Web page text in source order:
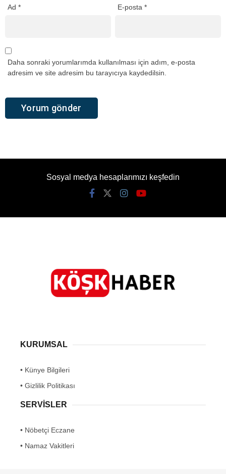
Ad * E-posta*
Daha sonraki yorumlarımda kullanılması için adım, e-posta
adresim ve site adresim bu tarayıcıya kaydedilsin.
Sosyal medya hesaplarımızı keşfedin
KURUMSAL
• Künye Bilgileri
• Gizlilik Politikası
SERVİSLER
• Nöbetçi Eczane
• Namaz Vakitleri